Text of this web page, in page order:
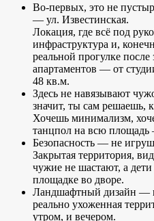
Во-первых, это не
— ул. Известинская.
Локация, где всё под
инфраструктура и,
реальной прогулке
апартаментов — от
48 кв.м.
Здесь не навязывают
значит, ты сам решаешь,
Хочешь минимализм,
танцпол на всю
Безопасность — не
Закрытая территория,
чужие не шастают, а
площадке во дворе.
Ландшафтный дизайн —
реально ухоженная
утром, и вечером.